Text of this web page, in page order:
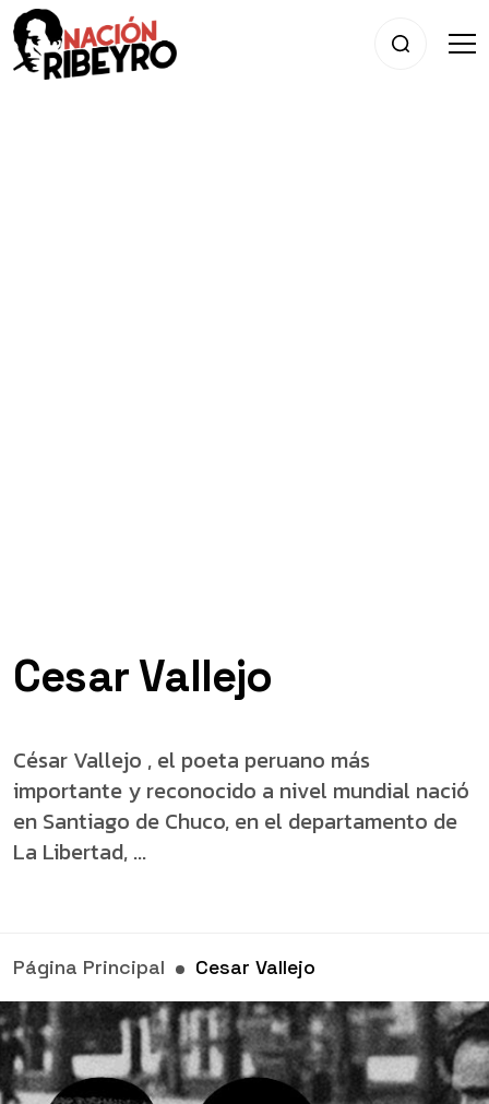
Cesar Vallejo
César Vallejo , el poeta peruano más
importante y reconocido a nivel mundial nació
en Santiago de Chuco, en el departamento de
La Libertad, ...
Página Principal Cesar Vallejo